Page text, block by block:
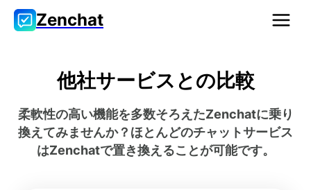
Zenchat
他社サービスとの比較
柔軟性の高い機能を多数そろえたZenchatに乗り
換えてみませんか？ほとんどのチャットサービス
はZenchatで置き換えることが可能です。